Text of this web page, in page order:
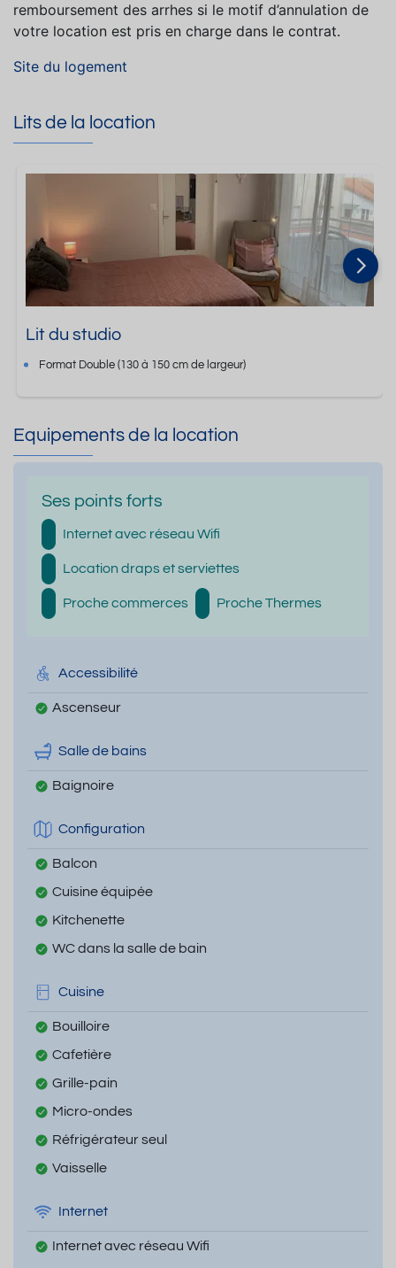
remboursement des arrhes si le motif d’annulation de
votre location est pris en charge dans le contrat.
Site du logement
Lits de la location
Lit du studio
Format Double (130 à 150 cm de largeur)
Equipements de la location
Ses points forts
Internet avec réseau Wifi
Location draps et serviettes
Proche commerces Proche Thermes
Accessibilité
Ascenseur
Salle de bains
Baignoire
Configuration
Balcon
Cuisine équipée
Kitchenette
WC dans la salle de bain
Cuisine
Bouilloire
Cafetière
Grille-pain
Micro-ondes
Réfrigérateur seul
Vaisselle
Internet
Internet avec réseau Wifi